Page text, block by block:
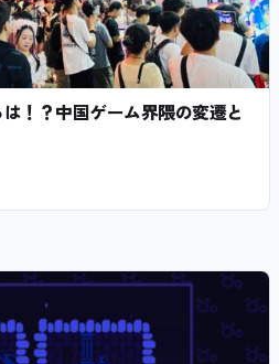
！？中国ゲーム界隈の変遷と